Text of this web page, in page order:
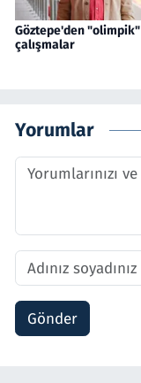
Göztepe'den "olimpik"
çalışmalar
Yorumlar
Gönder